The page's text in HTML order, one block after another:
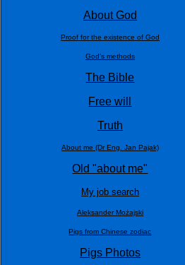
About God
Proof for the existence of God
God's methods
The Bible
Free will
Truth
About me (Dr Eng. Jan Pajak)
Old "about me"
My job search
Aleksander Możajski
Pigs from Chinese zodiac
Pigs Photos